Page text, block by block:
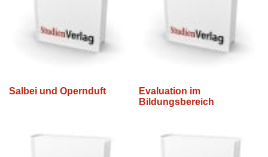
Salbei und Opernduft
Evaluation im
Bildungsbereich